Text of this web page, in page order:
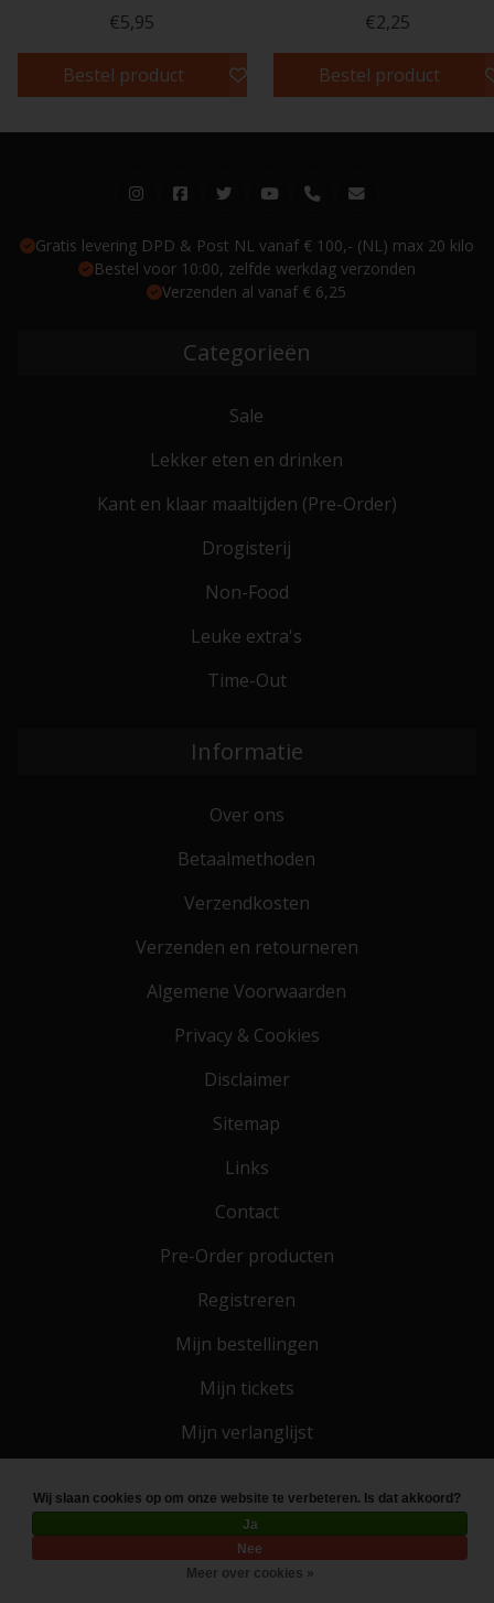
€5,95
Bestel product
€2,25
Bestel product
Gratis levering DPD & Post NL vanaf € 100,- (NL) max 20 kilo
Bestel voor 10:00, zelfde werkdag verzonden
Verzenden al vanaf € 6,25
Categorieën
Sale
Lekker eten en drinken
Kant en klaar maaltijden (Pre-Order)
Drogisterij
Non-Food
Leuke extra's
Time-Out
Informatie
Over ons
Betaalmethoden
Verzendkosten
Verzenden en retourneren
Algemene Voorwaarden
Privacy & Cookies
Disclaimer
Sitemap
Links
Contact
Pre-Order producten
Registreren
Mijn bestellingen
Mijn tickets
Mijn verlanglijst
© Copyright 2026 Toko 4 All- Powered byLightspeed
Wij slaan cookies op om onze website te verbeteren. Is dat akkoord?
Ja
Nee
Meer over cookies »